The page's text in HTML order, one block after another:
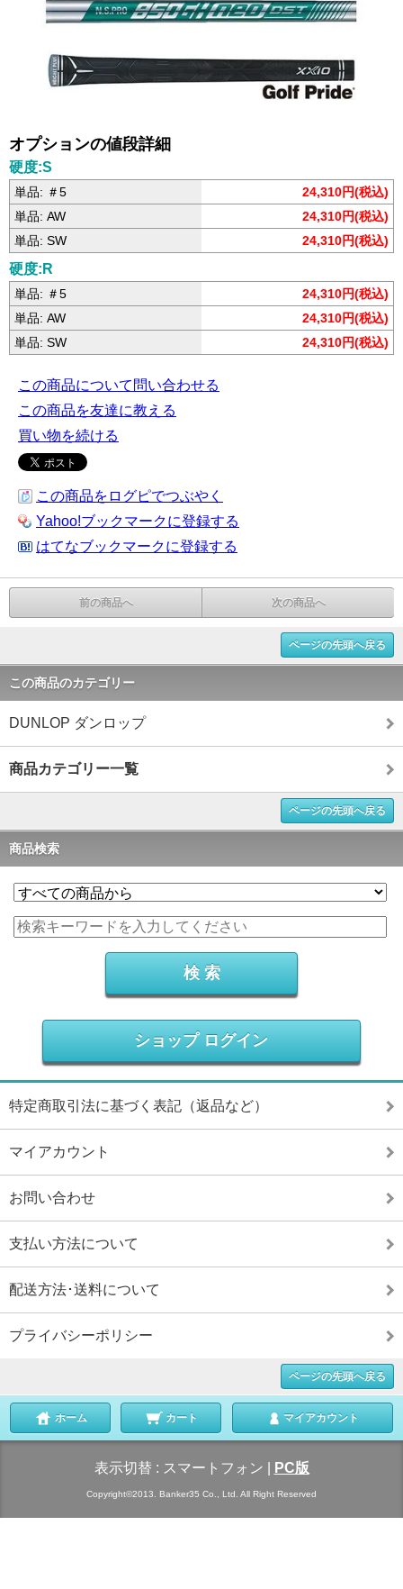
オプションの値段詳細
硬度:S
単品: ＃5
24,310円(税込)
単品: AW
24,310円(税込)
単品: SW
24,310円(税込)
硬度:R
単品: ＃5
24,310円(税込)
単品: AW
24,310円(税込)
単品: SW
24,310円(税込)
この商品について問い合わせる
この商品を友達に教える
買い物を続ける
この商品をログピでつぶやく
Yahoo!ブックマークに登録する
はてなブックマークに登録する
前の商品へ 次の商品へ
ページの先頭へ戻る
この商品のカテゴリー
DUNLOP ダンロップ
商品カテゴリー一覧
ページの先頭へ戻る
商品検索
ショップ ログイン
特定商取引法に基づく表記（返品など）
マイアカウント
お問い合わせ
支払い方法について
配送方法･送料について
プライバシーポリシー
ページの先頭へ戻る
ホーム カート マイアカウント
表示切替 : スマートフォン PC版
Copyright©2013. Banker35 Co., Ltd. All Right Reserved